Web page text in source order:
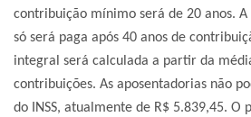
contribuição mínimo será de 20 anos.
só será paga após 40 anos de
integral será calculada a partir da
contribuições. As aposentadorias não
do INSS, atualmente de R$ 5.839,45. O